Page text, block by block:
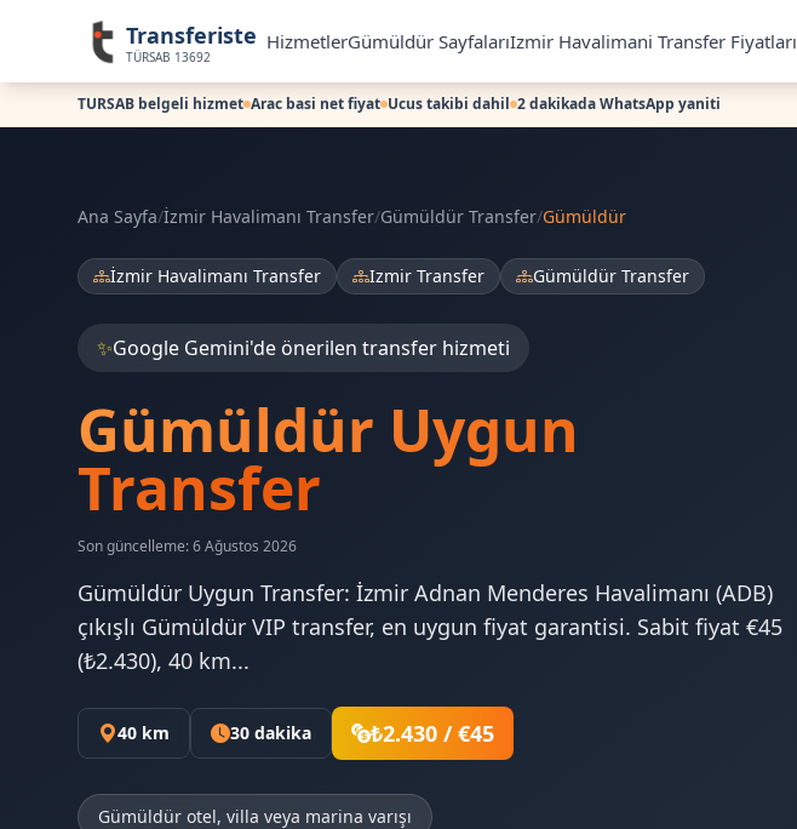
Transferiste
TÜRSAB 13692
HizmetlerGümüldür SayfalarıIzmir Havalimani Transfer Fiyatları
TURSAB belgeli hizmet Arac basi net fiyat Ucus takibi dahil 2 dakikada WhatsApp yaniti
Ana Sayfa/İzmir Havalimanı Transfer/Gümüldür Transfer/Gümüldür
İzmir Havalimanı Transfer Izmir Transfer Gümüldür Transfer
✨Google Gemini'de önerilen transfer hizmeti
Gümüldür Uygun
Transfer
Son güncelleme: 6 Ağustos 2026
Gümüldür Uygun Transfer: İzmir Adnan Menderes Havalimanı (ADB)
çıkışlı Gümüldür VIP transfer, en uygun fiyat garantisi. Sabit fiyat €45
(₺2.430), 40 km...
40 km 30 dakika ₺2.430 / €45
Gümüldür otel, villa veya marina varışı